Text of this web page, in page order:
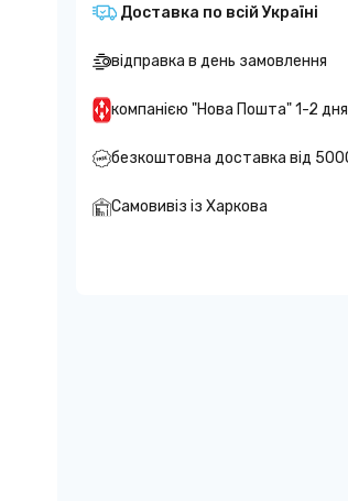
Доставка по всій Україні
відправка в день замовлення
компанією "Нова Пошта" 1-2 дня
безкоштовна доставка від
Самовивіз із Харкова